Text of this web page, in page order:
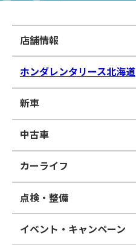
店舗情報
ホンダレンタリース北海道
新車
中古車
カーライフ
点検・整備
イベント・キャンペーン